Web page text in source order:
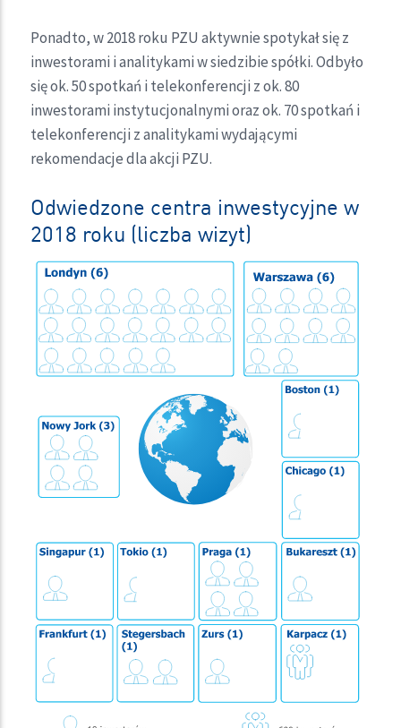
Ponadto, w 2018 roku PZU aktywnie spotykał się z
inwestorami i analitykami w siedzibie spółki. Odbyło
się ok. 50 spotkań i telekonferencji z ok. 80
inwestorami instytucjonalnymi oraz ok. 70 spotkań i
telekonferencji z analitykami wydającymi
rekomendacje dla akcji PZU.
Odwiedzone centra inwestycyjne w
2018 roku (liczba wizyt)